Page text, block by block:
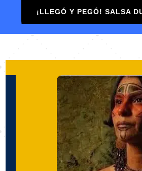
¡LLEGÓ Y PEGÓ! SALSA